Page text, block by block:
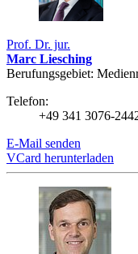
Prof. Dr. jur.
Marc Liesching
Berufungsgebiet:
Telefon:
+49 341 3076-
E-Mail senden
VCard herunterladen